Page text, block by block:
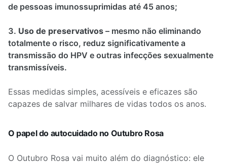
de pessoas imunossuprimidas até 45 anos;
Uso de preservativos – mesmo não eliminando
totalmente o risco, reduz significativamente a
transmissão do HPV e outras infecções sexualmente
transmissíveis.
Essas medidas simples, acessíveis e eficazes são
capazes de salvar milhares de vidas todos os anos.
O papel do autocuidado no Outubro Rosa
O Outubro Rosa vai muito além do diagnóstico: ele